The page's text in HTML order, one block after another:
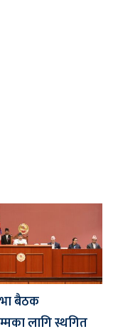
बैठक
लागि स्थगित